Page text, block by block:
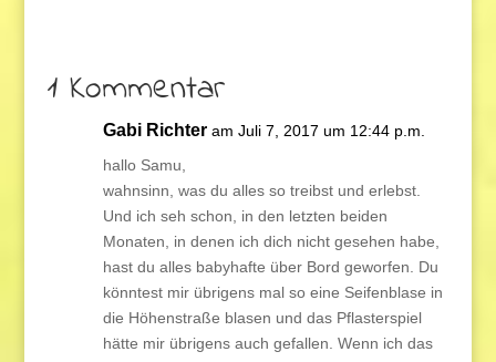
1 Kommentar
Gabi Richter am Juli 7, 2017 um 12:44 p.m.
hallo Samu,
wahnsinn, was du alles so treibst und erlebst.
Und ich seh schon, in den letzten beiden
Monaten, in denen ich dich nicht gesehen habe,
hast du alles babyhafte über Bord geworfen. Du
könntest mir übrigens mal so eine Seifenblase in
die Höhenstraße blasen und das Pflasterspiel
hätte mir übrigens auch gefallen. Wenn ich das